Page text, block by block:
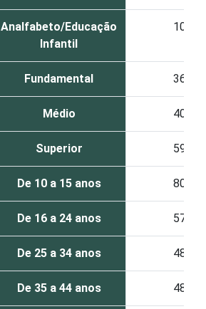
Analfabeto/Educação
Infantil
10
Fundamental 36
Médio 40
Superior 59
De 10 a 15 anos 80
De 16 a 24 anos 57
De 25 a 34 anos 48
De 35 a 44 anos 48